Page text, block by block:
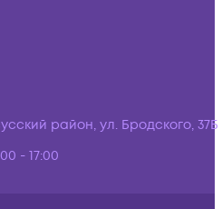
район, ул. Бродского, 37Б
- 17:00